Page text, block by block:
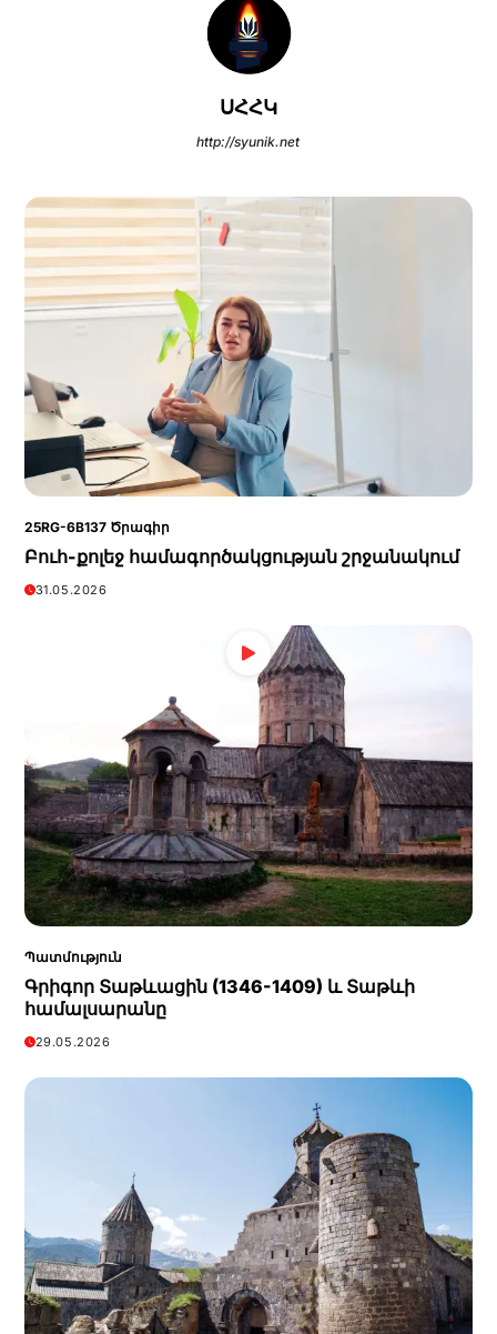
ՍՀՀԿ
http://syunik.net
25RG-6B137 Ծրագիր
Բուհ-քոլեջ համագործակցության շրջանակում
31.05.2026
Պատմություն
Գրիգոր Տաթևացին (1346-1409) և Տաթևի
համալսարանը
29.05.2026